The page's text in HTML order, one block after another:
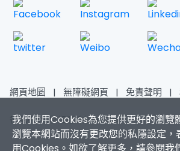
我們使用Cookies為您提供更好的瀏覽
瀏覽本網站而沒有更改您的私隱設定，
網頁地圖 | 無障礙網頁 | 免責聲明 |
香港浸會大學 版權所有 © 2026